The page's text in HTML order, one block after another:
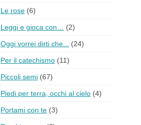
Le rose (6)
Leggi e gioca con… (2)
Oggi vorrei dirti che... (24)
Per il catechismo (11)
Piccoli semi (67)
Piedi per terra, occhi al cielo (4)
Portami con te (3)